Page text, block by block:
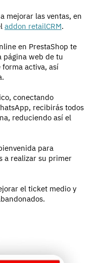
mejorar las ventas, en
addon retailCRM.
en PrestaShop te
página web de tu
activa, así
conectando
recibirás todos
reduciendo así el
para
a realizar su primer
el ticket medio y